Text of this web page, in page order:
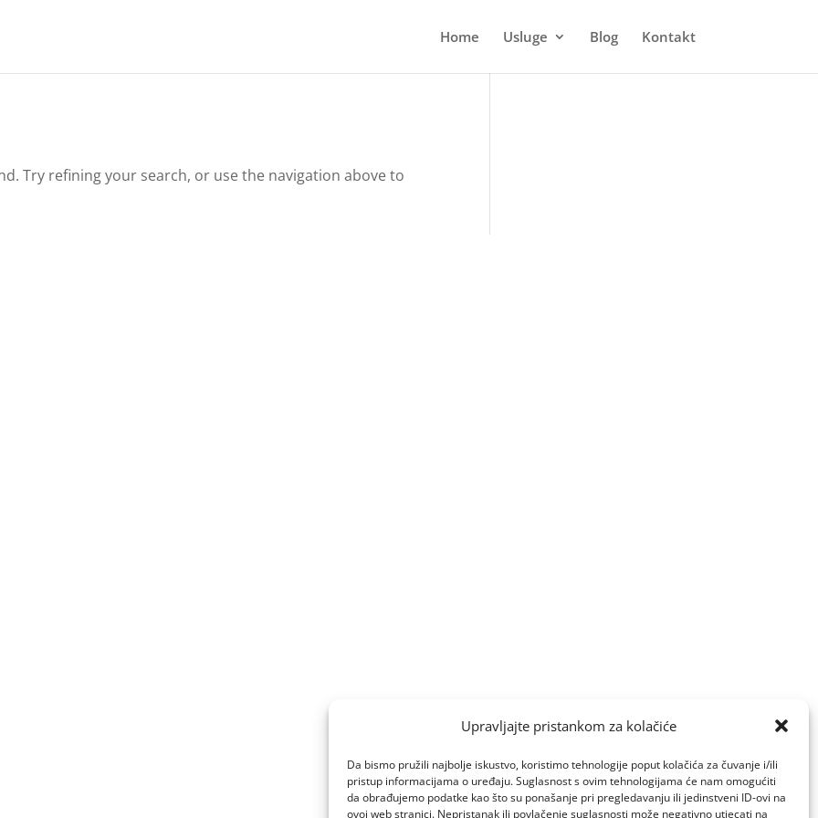
Upravljajte pristankom za kolačiće
Da bismo pružili najbolje iskustvo, koristimo tehnologije poput kolačića za čuvanje i/ili
pristup informacijama o uređaju. Suglasnost s ovim tehnologijama će nam omogućiti
da obrađujemo podatke kao što su ponašanje pri pregledavanju ili jedinstveni ID-ovi na
ovoj web stranici. Nepristanak ili povlačenje suglasnosti može negativno utjecati na
Home Usluge Blog Kontakt
Try refining your search, or use the navigation above to